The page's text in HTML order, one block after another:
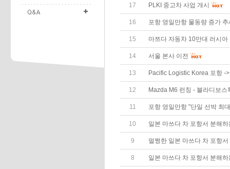
17 PLKI 중고차 사업 개시
16 포항 영일만항 물동량 증가 추
15 마쯔다 자동차 10만대 러시아
14 서울 본사 이전
13 Pacific Logistic Korea 포항 -
12 Mazda M6 런칭 - 블라디보스
11 포항 영일만항 "단일 선박 최
10 일본 마쓰다 차 포항서 분해
9 멀쩡한 일본 마쓰다 차 포항
8 일본 마쓰다 차 포항서 분해